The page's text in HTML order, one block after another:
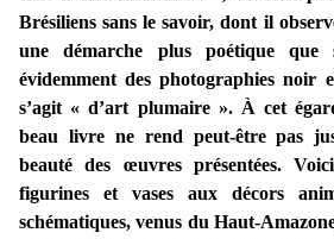
Brésiliens sans le savoir, dont il
une démarche plus poétique que
évidemment des photographies noir
s’agit « d’art plumaire ». À cet
beau livre ne rend peut-être pas
beauté des œuvres présentées.
figurines et vases aux décors
schématiques, venus du Haut-